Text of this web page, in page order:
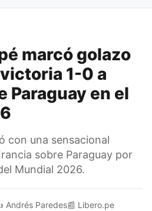
marcó golazo
1-0 a
Paraguay en el
con una sensacional
sobre Paraguay por
Mundial 2026.
Andrés Paredes📰 Libero.pe